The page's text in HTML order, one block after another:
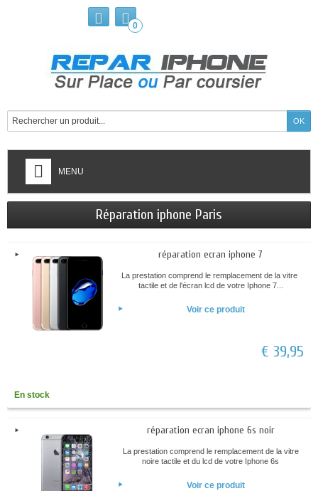
0
MENU
Réparation iphone Paris
réparation ecran iphone 7
La prestation comprend le remplacement de la vitre
tactile et de l'écran lcd de votre Iphone 7...
Voir ce produit
€ 39,95
En stock
réparation ecran iphone 6s noir
La prestation comprend le remplacement de la vitre
noire tactile et du lcd de votre Iphone 6s
Voir ce produit